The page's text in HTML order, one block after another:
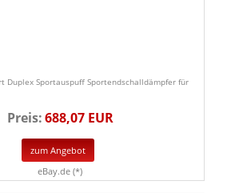
Duplex Sportauspuff Sportendschalldämpfer für
Preis:688,07 EUR
zum Angebot
eBay.de (*)